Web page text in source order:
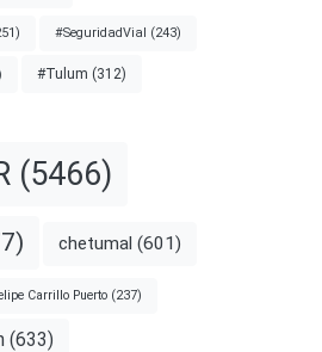
#SeguridadVial (243)
#Tulum (312)
(5466)
chetumal (601)
Carrillo Puerto (237)
(633)